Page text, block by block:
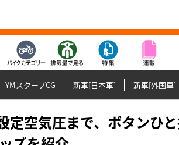
YMスクープCG 新車[日本車] 新車[外国車]
空気圧まで、ボタンひ